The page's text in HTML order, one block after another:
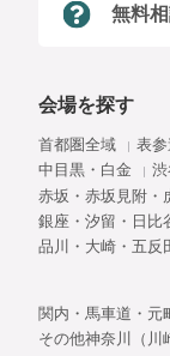
無料
会場を探す
首都圏全域 表
中目黒・白金
赤坂・赤坂見附・
銀座・汐留・日比
品川・大崎・五反
関内・馬車道・元
その他神奈川（川